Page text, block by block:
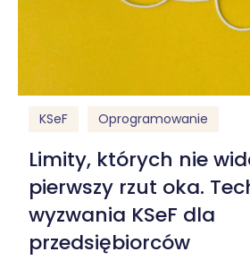
KSeF Oprogramowanie
Limity, których nie
pierwszy rzut oka.
wyzwania KSeF dla
przedsiębiorców